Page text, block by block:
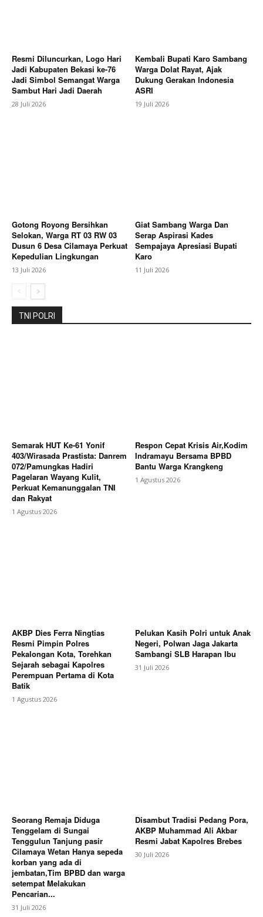
Subscription Plans
My account
Berita Lainnya Festival Bunga Buah Tahun 2026
Resmi Diluncurkan, Logo Hari
Jadi Kabupaten Bekasi ke-76
Jadi Simbol Semangat Warga
Sambut Hari Jadi Daerah
28 Juli 2026
Kembali Bupati Karo Sambang
Warga Dolat Rayat, Ajak
Dukung Gerakan Indonesia
ASRI
19 Juli 2026
Gotong Royong Bersihkan
Selokan, Warga RT 03 RW 03
Dusun 6 Desa Cilamaya Perkuat
Kepedulian Lingkungan
13 Juli 2026
Giat Sambang Warga Dan
Serap Aspirasi Kades
Sempajaya Apresiasi Bupati
Karo
11 Juli 2026
TNI POLRI
Semarak HUT Ke-61 Yonif
403/Wirasada Prastista: Danrem
072/Pamungkas Hadiri
Pagelaran Wayang Kulit,
Perkuat Kemanunggalan TNI
dan Rakyat
1 Agustus 2026
Respon Cepat Krisis Air,Kodim
Indramayu Bersama BPBD
Bantu Warga Krangkeng
1 Agustus 2026
AKBP Dies Ferra Ningtias
Resmi Pimpin Polres
Pekalongan Kota, Torehkan
Sejarah sebagai Kapolres
Perempuan Pertama di Kota
Batik
1 Agustus 2026
Pelukan Kasih Polri untuk Anak
Negeri, Polwan Jaga Jakarta
Sambangi SLB Harapan Ibu
31 Juli 2026
Seorang Remaja Diduga
Tenggelam di Sungai
Tenggulun Tanjung pasir
Cilamaya Wetan Hanya sepeda
korban yang ada di
jembatan,Tim BPBD dan warga
setempat Melakukan
Pencarian...
31 Juli 2026
Disambut Tradisi Pedang Pora,
AKBP Muhammad Ali Akbar
Resmi Jabat Kapolres Brebes
30 Juli 2026